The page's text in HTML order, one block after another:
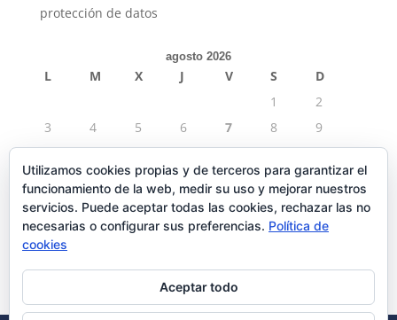
protección de datos
agosto 2026
L M X J V S
D
1
2
3
4 5 6 7 8
9
10
11 12 13 14 15
16
17
18 19 20 21 22
23
24
25 26 27 28 29
30
31
« Sep
Utilizamos cookies propias y de terceros para garantizar el
funcionamiento de la web, medir su uso y mejorar nuestros
servicios. Puede aceptar todas las cookies, rechazar las no
necesarias o configurar sus preferencias. Política de
cookies
Aceptar todo